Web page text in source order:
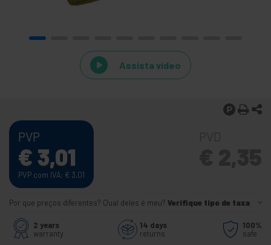
Assista vídeo
PVP
€3,01
PVP com IVA: € 3,01
Por que preços diferentes? Qual deles é meu? Verifique tipo de taxa
2 years
warranty
14 days
returns
100%
safe